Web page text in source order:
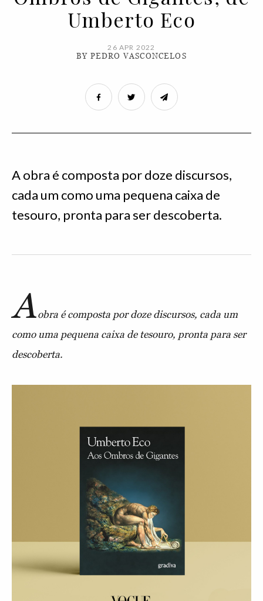
Umberto Eco
26 APR 2022
BY PEDRO VASCONCELOS
A obra é composta por doze discursos,
cada um como uma pequena caixa de
tesouro, pronta para ser descoberta.
Aobra é composta por doze discursos, cada um
como uma pequena caixa de tesouro, pronta para ser
descoberta.